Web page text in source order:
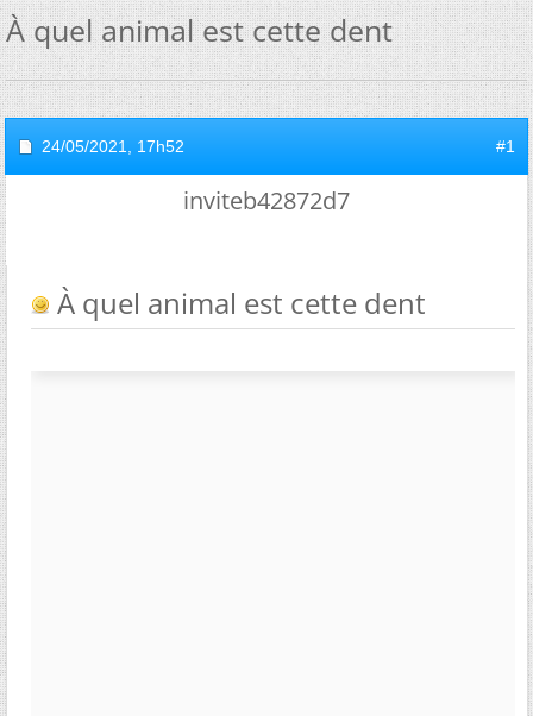
À quel animal est cette dent
24/05/2021, 17h52 #1
inviteb42872d7
À quel animal est cette dent